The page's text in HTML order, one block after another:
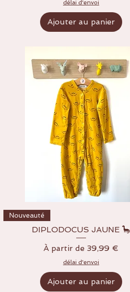
délai d'envoi
Ajouter au panier
Nouveauté
DIPLODOCUS JAUNE 🦕
À partir de 39,99 €
Prix promotionnel
délai d'envoi
Ajouter au panier